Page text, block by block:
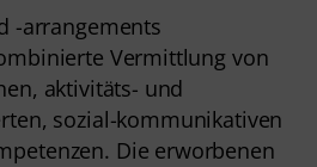
-arrangements
Vermittlung von
aktivitäts- und
sozial-kommunikativen
Die erworbenen